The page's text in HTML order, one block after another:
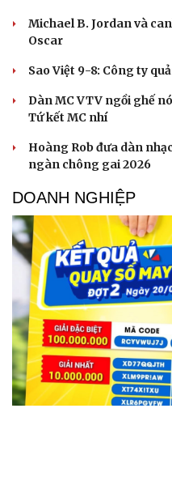
Michael B. Jordan và
Oscar
Sao Việt 9-8: Công ty
Dàn MC VTV ngồi ghế
Tứ kết MC nhí
Hoàng Rob đưa dàn
ngàn chông gai 2026
DOANH NGHIỆP